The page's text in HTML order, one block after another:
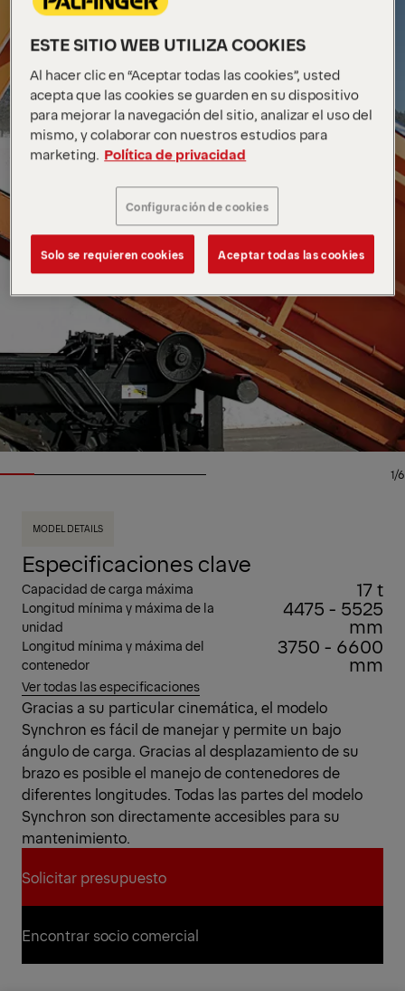
1/6
MODEL DETAILS
Especificaciones clave
Capacidad de carga máxima 17 t
Longitud mínima y máxima de la
unidad
4475 - 5525
mm
Longitud mínima y máxima del
contenedor
3750 - 6600
mm
Ver todas las especificaciones
Gracias a su particular cinemática, el modelo
Synchron es fácil de manejar y permite un bajo
ángulo de carga. Gracias al desplazamiento de su
brazo es posible el manejo de contenedores de
diferentes longitudes. Todas las partes del modelo
Synchron son directamente accesibles para su
mantenimiento.
Solicitar presupuesto
Solicitar presupuesto
Encontrar socio comercial
ESTE SITIO WEB UTILIZA COOKIES
Al hacer clic en “Aceptar todas las cookies”, usted
acepta que las cookies se guarden en su dispositivo
para mejorar la navegación del sitio, analizar el uso del
mismo, y colaborar con nuestros estudios para
marketing. Política de privacidad
Configuración de cookies
Solo se requieren cookies Aceptar todas las cookies